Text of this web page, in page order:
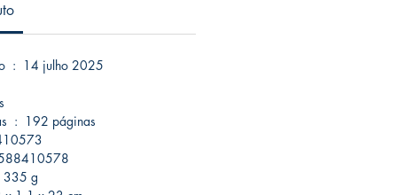
Data da publicação ‏ : ‎ 14 julho 2025
Número de páginas ‏ : ‎ 192 páginas
6588410578
do produto ‏ : ‎ 335 g